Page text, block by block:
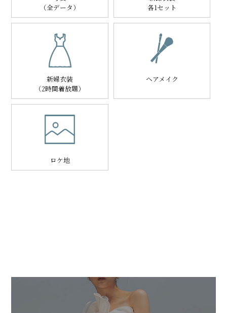
（全データ）
各1セット
新婦衣装
（2時間着放題）
ヘアメイク
ロケ地